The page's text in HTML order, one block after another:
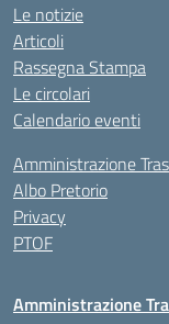
Le notizie
Articoli
Rassegna Stampa
Le circolari
Calendario eventi
Amministrazione
Albo Pretorio
Privacy
PTOF
Amministrazione